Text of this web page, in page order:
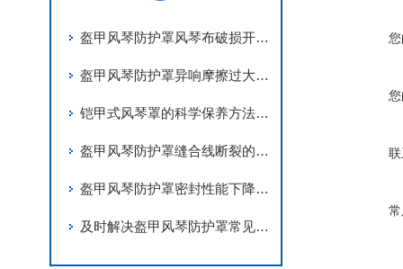
盔甲风琴防护罩风琴布破损开裂原因及更换维修技巧
盔甲风琴防护罩异响摩擦过大调试与故障处理
铠甲式风琴罩的科学保养方法分享
盔甲风琴防护罩缝合线断裂的应急修复
盔甲风琴防护罩密封性能下降的主要原因有哪些？
及时解决盔甲风琴防护罩常见问题是确保其精度的关键